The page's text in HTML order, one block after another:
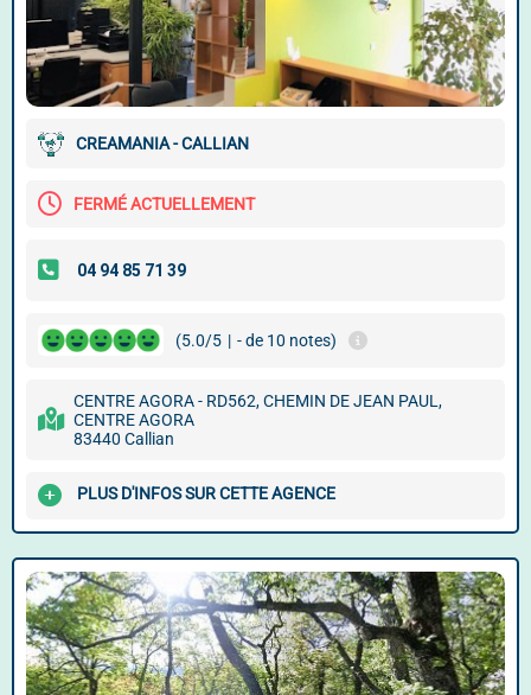
CREAMANIA - CALLIAN
FERMÉ ACTUELLEMENT
(5.0/5 | - de 10 notes)
CENTRE AGORA - RD562, CHEMIN DE JEAN PAUL,
CENTRE AGORA
83440 Callian
PLUS D'INFOS SUR CETTE AGENCE